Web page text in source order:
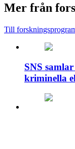
Mer från
Till
SNS
kriminella